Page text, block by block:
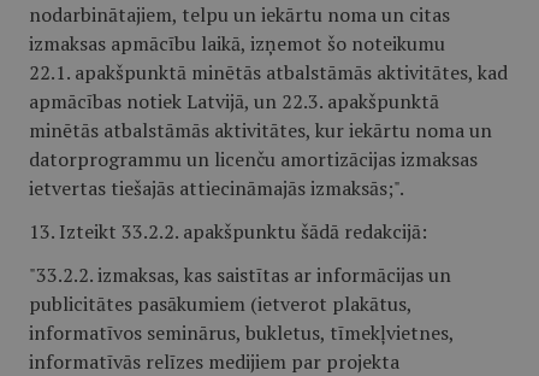
nodarbinātajiem, telpu un iekārtu noma un citas
izmaksas apmācību laikā, izņemot šo noteikumu
22.1. apakšpunktā minētās atbalstāmās aktivitātes, kad
apmācības notiek Latvijā, un 22.3. apakšpunktā
minētās atbalstāmās aktivitātes, kur iekārtu noma un
datorprogrammu un licenču amortizācijas izmaksas
ietvertas tiešajās attiecināmajās izmaksās;".
13. Izteikt 33.2.2. apakšpunktu šādā redakcijā:
"33.2.2. izmaksas, kas saistītas ar informācijas un
publicitātes pasākumiem (ietverot plakātus,
informatīvos seminārus, bukletus, tīmekļvietnes,
informatīvās relīzes medijiem par projekta